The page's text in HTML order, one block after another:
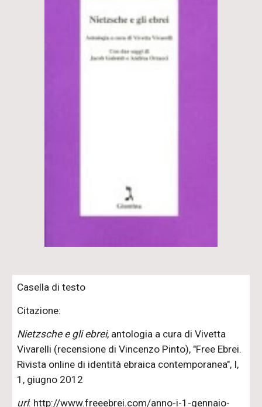
Casella di testo
Citazione:
Nietzsche e gli ebrei, antologia a cura di Vivetta
Vivarelli (recensione di Vincenzo Pinto), "Free Ebrei.
Rivista online di identità ebraica contemporanea", I,
1, giugno 2012
url: http://www.freeebrei.com/anno-i-1-gennaio-